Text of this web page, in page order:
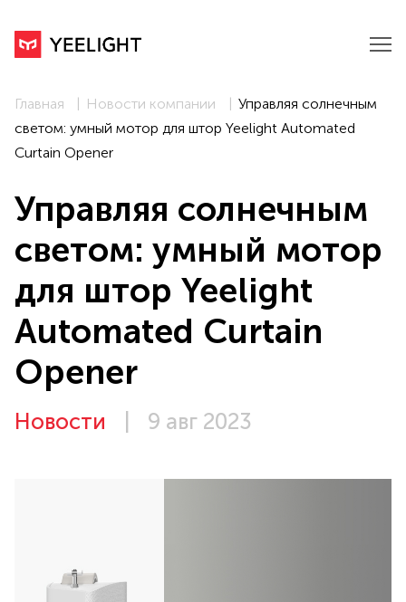
Главная Новости компании
Управляя солнечным
светом: умный мотор для штор Yeelight Automated
Curtain Opener
Управляя солнечным
светом: умный мотор
для штор Yeelight
Automated Curtain
Opener
Новости 9 авг 2023